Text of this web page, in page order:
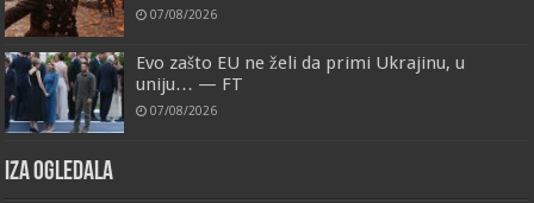
07/08/2026
Evo zašto EU ne želi da primi Ukrajinu, u
uniju… — FT
07/08/2026
IZA OGLEDALA